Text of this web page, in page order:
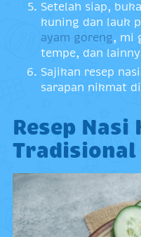
Setelah siap,
kuning dan lauk
ayam goreng, mi
tempe, dan
Sajikan resep
sarapan nikmat
Resep Nasi
Tradisional